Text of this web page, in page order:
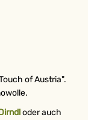
of Austria".
oder auch